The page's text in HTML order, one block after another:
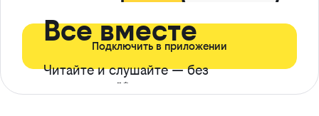
Все вместе
Читайте и слушайте — без
ограничений*
Подключить в приложении